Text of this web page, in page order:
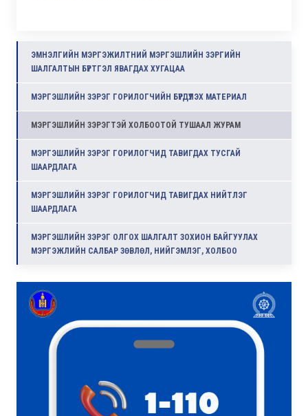
ЭМНЭЛГИЙН МЭРГЭЖИЛТНИЙ МЭРГЭШЛИЙН ЗЭРГИЙН
ШАЛГАЛТЫН БҮРТГЭЛ ЯВАГДАХ ХУГАЦАА
МЭРГЭШЛИЙН ЗЭРЭГ ГОРИЛОГЧИЙН БҮРДҮҮЛЭХ МАТЕРИАЛ
МЭРГЭШЛИЙН ЗЭРЭГТЭЙ ХОЛБООТОЙ ТУШААЛ ЖУРАМ
МЭРГЭШЛИЙН ЗЭРЭГ ГОРИЛОГЧИД ТАВИГДАХ ТУСГАЙ
ШААРДЛАГА
МЭРГЭШЛИЙН ЗЭРЭГ ГОРИЛОГЧИД ТАВИГДАХ НИЙТЛЭГ
ШААРДЛАГА
МЭРГЭШЛИЙН ЗЭРЭГ ОЛГОХ ШАЛГАЛТ ЗОХИОН БАЙГУУЛАХ
МЭРГЭЖЛИЙН САЛБАР ЗӨВЛӨЛ, НИЙГЭМЛЭГ, ХОЛБОО